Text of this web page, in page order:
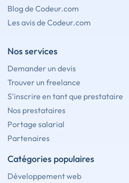
Blog de Codeur.com
Les avis de Codeur.com
Nos services
Demander un devis
Trouver un freelance
S'inscrire en tant que prestataire
Nos prestataires
Portage salarial
Partenaires
Catégories populaires
Développement web